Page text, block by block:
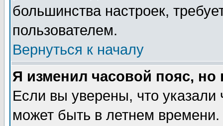
большинства настроек,
пользователем.
Вернуться к началу
Я изменил часовой пояс,
Если вы уверены, что указали
может быть в летнем